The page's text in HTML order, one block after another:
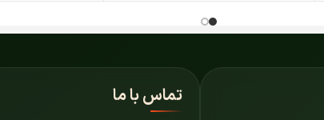
تماس با ما